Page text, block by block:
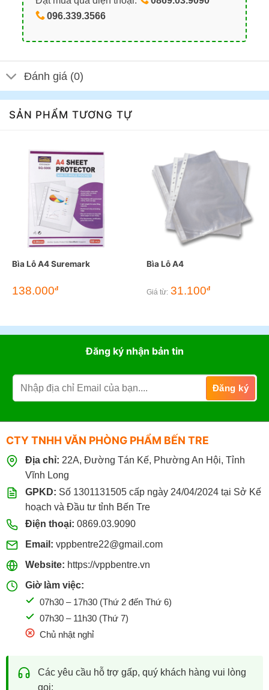
096.339.3566
Đánh giá (0)
SẢN PHẨM TƯƠNG TỰ
Bìa Lỗ A4 Suremark
138.000đ
Bìa Lỗ A4
Giá từ: 31.100đ
Đăng ký nhận bản tin
CTY TNHH VĂN PHÒNG PHẨM BẾN TRE
Địa chỉ: 22A, Đường Tán Kế, Phường An Hội, Tỉnh
Vĩnh Long
GPKD: Số 1301131505 cấp ngày 24/04/2024 tại Sở Kế
hoạch và Đầu tư tỉnh Bến Tre
Điện thoại: 0869.03.9090
Email: vppbentre22@gmail.com
Website: https://vppbentre.vn
Giờ làm việc:
07h30 – 17h30 (Thứ 2 đến Thứ 6)
07h30 – 11h30 (Thứ 7)
Chủ nhật nghỉ
Các yêu cầu hỗ trợ gấp, quý khách hàng vui lòng
gọi: